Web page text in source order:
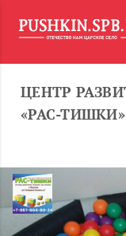
ЦЕНТР
«РАС-ТИШКИ»